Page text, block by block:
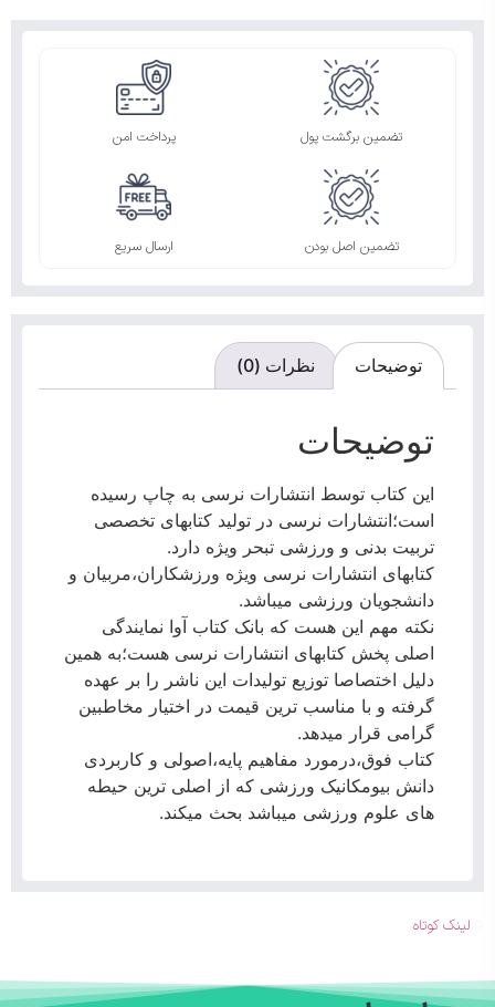
تضمین برگشت پول پرداخت امن
تضمین اصل بودن ارسال سریع
توضیحات نظرات (0)
توضیحات
این کتاب توسط انتشارات نرسی به چاپ رسیده
است؛انتشارات نرسی در تولید کتابهای تخصصی
تربیت بدنی و ورزشی تبحر ویژه دارد.
کتابهای انتشارات نرسی ویژه ورزشکاران،مربیان و
دانشجویان ورزشی میباشد.
نکته مهم این هست که بانک کتاب آوا نمایندگی
اصلی پخش کتابهای انتشارات نرسی هست؛به همین
دلیل اختصاصا توزیع تولیدات این ناشر را بر عهده
گرفته و با مناسب ترین قیمت در اختیار مخاطبین
گرامی قرار میدهد.
کتاب فوق،درمورد مفاهیم پایه،اصولی و کاربردی
دانش بیومکانیک ورزشی که از اصلی ترین حیطه
های علوم ورزشی میباشد بحث میکند.
لینک کوتاه